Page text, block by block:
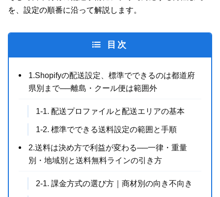
を、設定の順番に沿って解説します。
目次
1.Shopifyの配送設定、標準でできるのは都道府
県別まで──離島・クール便は範囲外
1-1. 配送プロファイルと配送エリアの基本
1-2. 標準でできる送料設定の範囲と手順
2.送料は決め方で利益が変わる──一律・重量
別・地域別と送料無料ラインの引き方
2-1. 課金方式の選び方｜商材別の向き不向き